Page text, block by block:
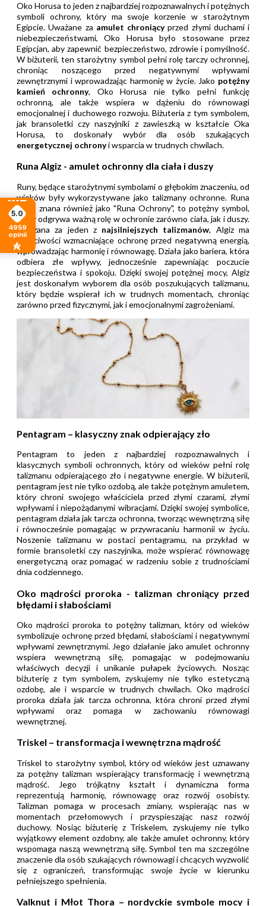
Oko Horusa to jeden z najbardziej rozpoznawalnych i potężnych
symboli ochrony, który ma swoje korzenie w starożytnym
Egipcie. Uważane za amulet chroniącyprzed złymi duchami i
niebezpieczeństwami, Oko Horusa było stosowane przez
Egipcjan, aby zapewnić bezpieczeństwo, zdrowie i pomyślność.
W biżuterii, ten starożytny symbol pełni rolę tarczy ochronnej,
chroniąc noszącego przed negatywnymi wpływami
zewnętrznymi i wprowadzając harmonię w życie. Jako potężny
kamień ochronny, Oko Horusa nie tylko pełni funkcję
ochronną, ale także wspiera w dążeniu do równowagi
emocjonalnej i duchowego rozwoju. Biżuteria z tym symbolem,
jak bransoletki czy naszyjniki z zawieszką w kształcie Oka
Horusa, to doskonały wybór dla osób szukających
energetycznej ochronyi wsparcia w trudnych chwilach.
Runa Algiz - amulet ochronny dla ciała i duszy
Runy, będące starożytnymi symbolami o głębokim znaczeniu, od
wieków były wykorzystywane jako talizmany ochronne. Runa
Algiz, znana również jako "Runa Ochrony", to potężny symbol,
który odgrywa ważną rolę w ochronie zarówno ciała, jak i duszy.
Uważana za jeden z najsilniejszych talizmanów, Algiz ma
właściwości wzmacniające ochronę przed negatywną energią,
wprowadzając harmonię i równowagę. Działa jako bariera, która
odbiera złe wpływy, jednocześnie zapewniając poczucie
bezpieczeństwa i spokoju. Dzięki swojej potężnej mocy, Algiz
jest doskonałym wyborem dla osób poszukujących talizmanu,
który będzie wspierał ich w trudnych momentach, chroniąc
zarówno przed fizycznymi, jak i emocjonalnymi zagrożeniami.
Pentagram – klasyczny znak odpierający zło
Pentagram to jeden z najbardziej rozpoznawalnych i
klasycznych symboli ochronnych, który od wieków pełni rolę
talizmanu odpierającego zło i negatywne energie. W biżuterii,
pentagram jest nie tylko ozdobą, ale także potężnym amuletem,
który chroni swojego właściciela przed złymi czarami, złymi
wpływami i niepożądanymi wibracjami. Dzięki swojej symbolice,
pentagram działa jak tarcza ochronna, tworząc wewnętrzną siłę
i równocześnie pomagając w przywracaniu harmonii w życiu.
Noszenie talizmanu w postaci pentagramu, na przykład w
formie bransoletki czy naszyjnika, może wspierać równowagę
energetyczną oraz pomagać w radzeniu sobie z trudnościami
dnia codziennego.
Oko mądrości proroka - talizman chroniący przed
błędami i słabościami
Oko mądrości proroka to potężny talizman, który od wieków
symbolizuje ochronę przed błędami, słabościami i negatywnymi
wpływami zewnętrznymi. Jego działanie jako amulet ochronny
wspiera wewnętrzną siłę, pomagając w podejmowaniu
właściwych decyzji i unikanie pułapek życiowych. Nosząc
biżuterię z tym symbolem, zyskujemy nie tylko estetyczną
ozdobę, ale i wsparcie w trudnych chwilach. Oko mądrości
proroka działa jak tarcza ochronna, która chroni przed złymi
wpływami oraz pomaga w zachowaniu równowagi
wewnętrznej.
Triskel – transformacja i wewnętrzna mądrość
Triskel to starożytny symbol, który od wieków jest uznawany
za potężny talizman wspierający transformację i wewnętrzną
mądrość. Jego trójkątny kształt i dynamiczna forma
reprezentują harmonię, równowagę oraz rozwój osobisty.
Talizman pomaga w procesach zmiany, wspierając nas w
momentach przełomowych i przyspieszając nasz rozwój
duchowy. Nosiąc biżuterię z Triskelem, zyskujemy nie tylko
wyjątkowy element ozdobny, ale także amulet ochronny, który
wspomaga naszą wewnętrzną siłę. Symbol ten ma szczególne
znaczenie dla osób szukających równowagi i chcących wyzwolić
się z ograniczeń, transformując swoje życie w kierunku
pełniejszego spełnienia.
Valknut i Młot Thora – nordyckie symbole mocy i
5.0
4959
opinii